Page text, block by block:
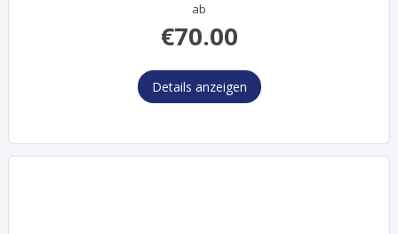
ab
€70.00
Details anzeigen